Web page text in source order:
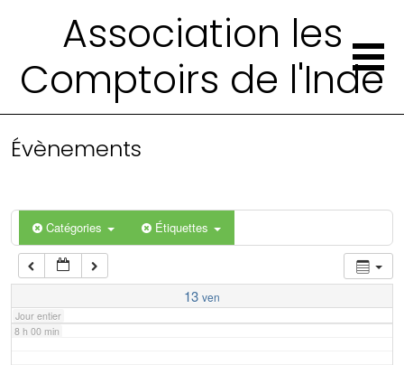
Association les
Comptoirs de l'Inde
Évènements
Catégories Étiquettes
13 ven
Jour entier
4 h 00 min
6 h 00 min
7 h 00 min
8 h 00 min